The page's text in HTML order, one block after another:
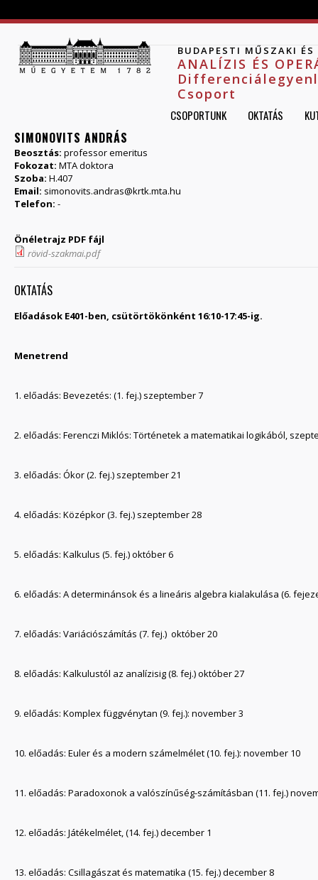
BUDAPESTI MŰSZAKI
ANALÍZIS ÉS
Csoport
CSOPORTUNK OKTATÁS
SIMONOVITS ANDRÁS
Beosztás: professor emeritus
Fokozat: MTA doktora
Szoba: H.407
Email: simonovits.andras@krtk.mta.hu
Telefon: -
Önéletrajz PDF fájl
rövid-szakmai.pdf
OKTATÁS
Előadások E401-ben, csütörtökönként 16:10-17:45-ig.
Menetrend
1. előadás: Bevezetés: (1. fej.) szeptember 7
2. előadás: Ferenczi Miklós: Történetek a matematikai logikából,
3. előadás: Ókor (2. fej.) szeptember 21
4. előadás: Középkor (3. fej.) szeptember 28
5. előadás: Kalkulus (5. fej.) október 6
6. előadás: A determinánsok és a lineáris algebra kialakulása (6.
7. előadás: Variációszámítás (7. fej.) október 20
8. előadás: Kalkulustól az analízisig (8. fej.) október 27
9. előadás: Komplex függvénytan (9. fej.): november 3
10. előadás: Euler és a modern számelmélet (10. fej.): november 10
11. előadás: Paradoxonok a valószínűség-számításban (11. fej.)
12. előadás: Játékelmélet, (14. fej.) december 1
13. előadás: Csillagászat és matematika (15. fej.) december 8